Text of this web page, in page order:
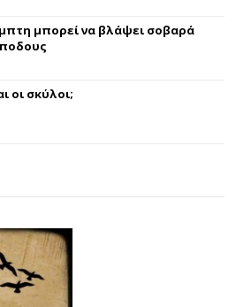
μπορεί να βλάψει σοβαρά
οι σκύλοι;